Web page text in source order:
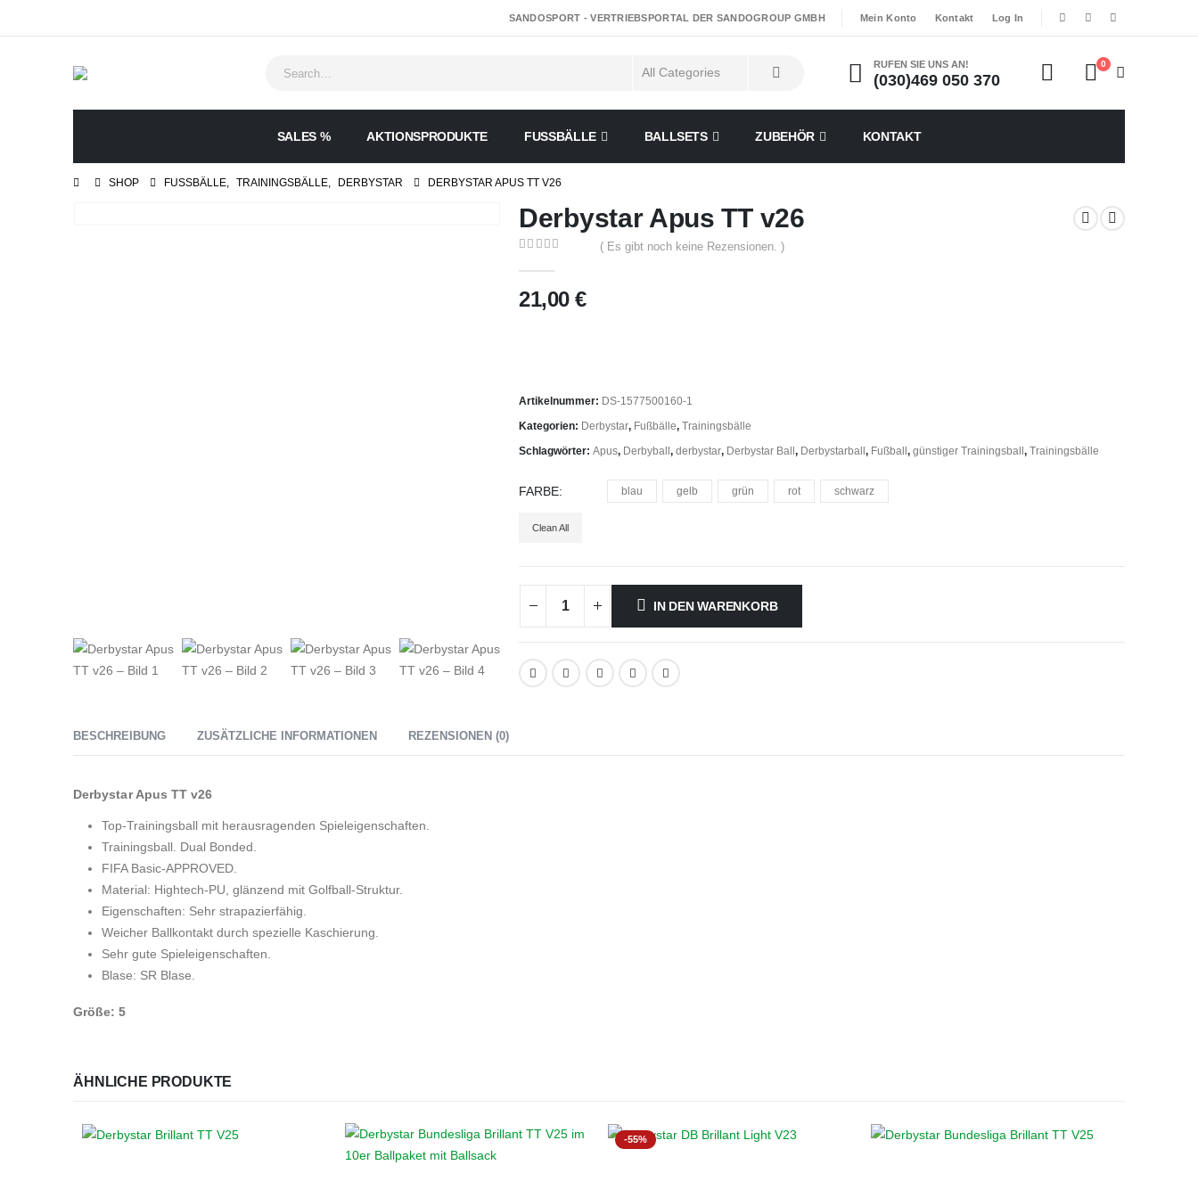
SANDOSPORT - VERTRIEBSPORTAL DER SANDOGROUP GMBH Mein Konto Kontakt Log In
RUFEN SIE UNS AN!
(030)469 050 370
0
SALES % AKTIONSPRODUKTE FUSSBÄLLE BALLSETS ZUBEHÖR KONTAKT
SHOP FUSSBÄLLE , TRAININGSBÄLLE, DERBYSTAR DERBYSTAR APUS TT V26
Derbystar Apus TT v26
( Es gibt noch keine Rezensionen. )
21,00€
Artikelnummer: DS-1577500160-1
Kategorien: Derbystar, Fußbälle, Trainingsbälle
Schlagwörter: Apus, Derbyball , derbystar, Derbystar Ball , Derbystarball , Fußball , günstiger Trainingsball , Trainingsbälle
FARBE blau gelb grün rot schwarz
Clean All
IN DEN WARENKORB
BESCHREIBUNG ZUSÄTZLICHE INFORMATIONEN REZENSIONEN (0)
Derbystar Apus TT v26
Top-Trainingsball mit herausragenden Spieleigenschaften.
Trainingsball. Dual Bonded.
FIFA Basic-APPROVED.
Material: Hightech-PU, glänzend mit Golfball-Struktur.
Eigenschaften: Sehr strapazierfähig.
Weicher Ballkontakt durch spezielle Kaschierung.
Sehr gute Spieleigenschaften.
Blase: SR Blase.
Größe: 5
ÄHNLICHE PRODUKTE
-55%